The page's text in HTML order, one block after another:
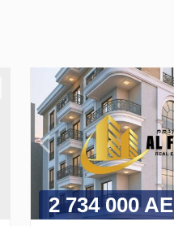
2 734 000